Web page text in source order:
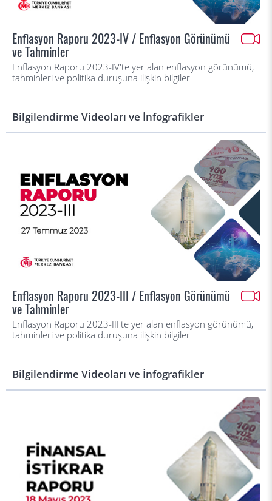
Enflasyon Raporu 2023-IV / Enflasyon Görünümü
ve Tahminler
Enflasyon Raporu 2023-IV'te yer alan enflasyon görünümü,
tahminleri ve politika duruşuna ilişkin bilgiler
Bilgilendirme Videoları ve İnfografikler
Enflasyon Raporu 2023-III / Enflasyon Görünümü
ve Tahminler
Enflasyon Raporu 2023-III'te yer alan enflasyon görünümü,
tahminleri ve politika duruşuna ilişkin bilgiler
Bilgilendirme Videoları ve İnfografikler